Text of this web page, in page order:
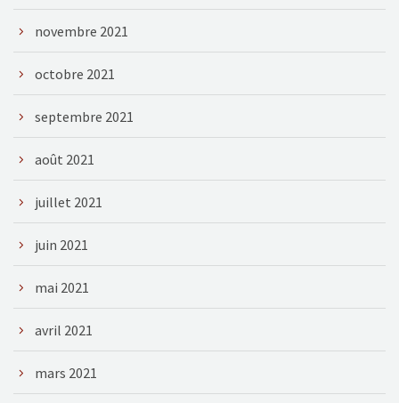
novembre 2021
octobre 2021
septembre 2021
août 2021
juillet 2021
juin 2021
mai 2021
avril 2021
mars 2021